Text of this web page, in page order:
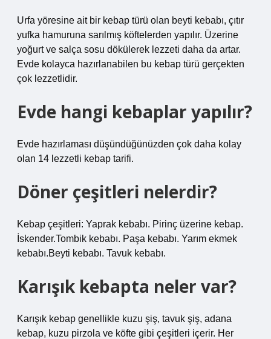
Urfa yöresine ait bir kebap türü olan beyti kebabı, çıtır
yufka hamuruna sarılmış köftelerden yapılır. Üzerine
yoğurt ve salça sosu dökülerek lezzeti daha da artar.
Evde kolayca hazırlanabilen bu kebap türü gerçekten
çok lezzetlidir.
Evde hangi kebaplar yapılır?
Evde hazırlaması düşündüğünüzden çok daha kolay
olan 14 lezzetli kebap tarifi.
Döner çeşitleri nelerdir?
Kebap çeşitleri: Yaprak kebabı. Pirinç üzerine kebap.
İskender.Tombik kebabı. Paşa kebabı. Yarım ekmek
kebabı.Beyti kebabı. Tavuk kebabı.
Karışık kebapta neler var?
Karışık kebap genellikle kuzu şiş, tavuk şiş, adana
kebap, kuzu pirzola ve köfte gibi çeşitleri içerir. Her